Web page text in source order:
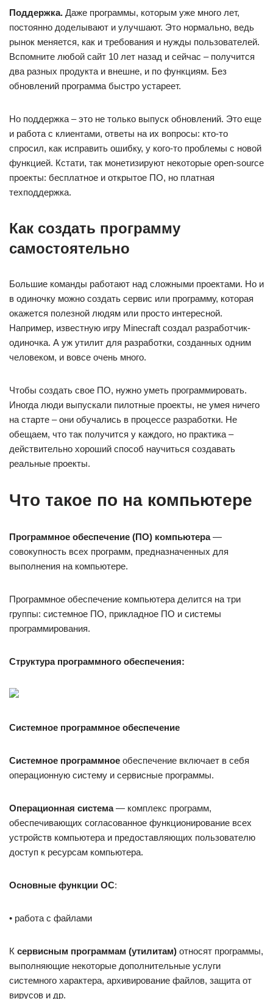
Поддержка. Даже программы, которым уже много лет,
постоянно доделывают и улучшают. Это нормально, ведь
рынок меняется, как и требования и нужды пользователей.
Вспомните любой сайт 10 лет назад и сейчас – получится
два разных продукта и внешне, и по функциям. Без
обновлений программа быстро устареет.
Но поддержка – это не только выпуск обновлений. Это еще
и работа с клиентами, ответы на их вопросы: кто-то
спросил, как исправить ошибку, у кого-то проблемы с новой
функцией. Кстати, так монетизируют некоторые open-source
проекты: бесплатное и открытое ПО, но платная
техподдержка.
Как создать программу
самостоятельно
Большие команды работают над сложными проектами. Но и
в одиночку можно создать сервис или программу, которая
окажется полезной людям или просто интересной.
Например, известную игру Minecraft создал разработчик-
одиночка. А уж утилит для разработки, созданных одним
человеком, и вовсе очень много.
Чтобы создать свое ПО, нужно уметь программировать.
Иногда люди выпускали пилотные проекты, не умея ничего
на старте – они обучались в процессе разработки. Не
обещаем, что так получится у каждого, но практика –
действительно хороший способ научиться создавать
реальные проекты.
Что такое по на компьютере
Программное обеспечение (ПО) компьютера—
совокупность всех программ, предназначенных для
выполнения на компьютере.
Программное обеспечение компьютера делится на три
группы: системное ПО, прикладное ПО и системы
программирования.
Структура программного обеспечения:
Системное программное обеспечение
Системное программное обеспечение включает в себя
операционную систему и сервисные программы.
Операционная система— комплекс программ,
обеспечивающих согласованное функционирование всех
устройств компьютера и предоставляющих пользователю
доступ к ресурсам компьютера.
Основные функции ОС:
• работа с файлами
К сервисным программам (утилитам) относят программы,
выполняющие некоторые дополнительные услуги
системного характера, архивирование файлов, защита от
вирусов и др.